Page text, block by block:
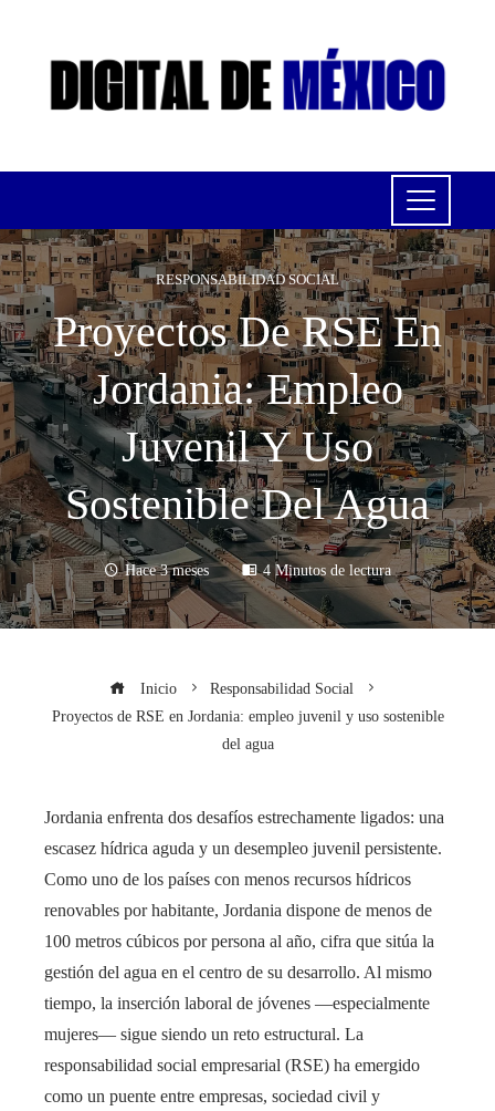
RESPONSABILIDAD SOCIAL
Proyectos De RSE En
Jordania: Empleo
Juvenil Y Uso
Sostenible Del Agua
Hace 3 meses 4 Minutos de lectura
Inicio
Responsabilidad Social
Proyectos de RSE en Jordania: empleo juvenil y uso sostenible
del agua
Jordania enfrenta dos desafíos estrechamente ligados: una
escasez hídrica aguda y un desempleo juvenil persistente.
Como uno de los países con menos recursos hídricos
renovables por habitante, Jordania dispone de menos de
100 metros cúbicos por persona al año, cifra que sitúa la
gestión del agua en el centro de su desarrollo. Al mismo
tiempo, la inserción laboral de jóvenes —especialmente
mujeres— sigue siendo un reto estructural. La
responsabilidad social empresarial (RSE) ha emergido
como un puente entre empresas, sociedad civil y